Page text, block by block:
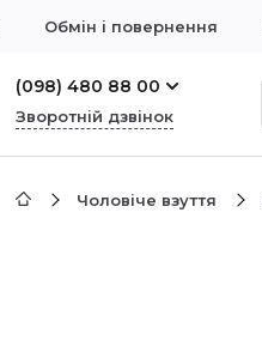
Обмін і повернення
(098) 480 88 00
Зворотній дзвінок
Чоловіче взуття